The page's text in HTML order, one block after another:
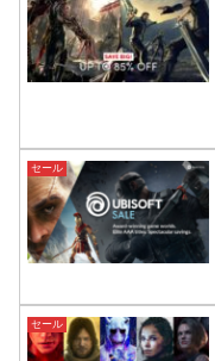
セール
セール